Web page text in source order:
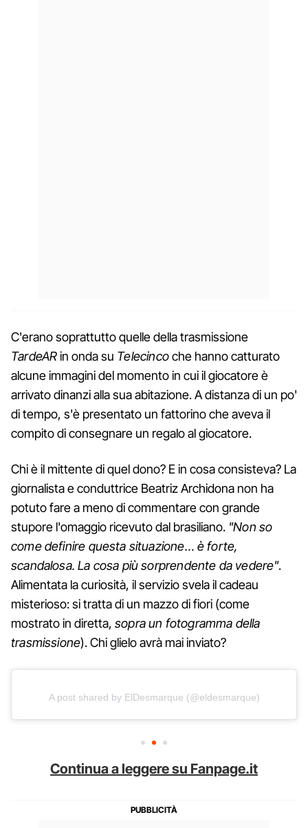
C'erano soprattutto quelle della trasmissione
TardeARin onda su Telecincoche hanno catturato
alcune immagini del momento in cui il giocatore è
arrivato dinanzi alla sua abitazione. A distanza di un po'
di tempo, s'è presentato un fattorino che aveva il
compito di consegnare un regalo al giocatore.
Chi è il mittente di quel dono? E in cosa consisteva? La
giornalista e conduttrice Beatriz Archidona non ha
potuto fare a meno di commentare con grande
stupore l'omaggio ricevuto dal brasiliano. "Non so
come definire questa situazione… è forte,
scandalosa. La cosa più sorprendente da vedere".
Alimentata la curiosità, il servizio svela il cadeau
misterioso: si tratta di un mazzo di fiori (come
mostrato in diretta, sopra un fotogramma della
trasmissione). Chi glielo avrà mai inviato?
A post shared by ElDesmarque (@eldesmarque)
Continua a leggere su Fanpage.it